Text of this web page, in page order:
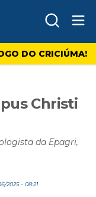
DO CRICIÚMA!
Christi
da Epagri,
2025 - 08:21